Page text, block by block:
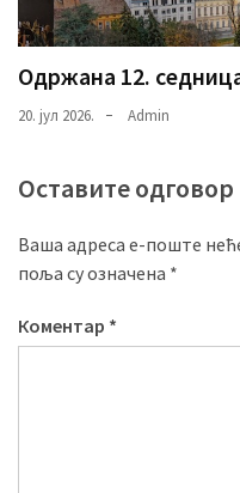
Одржана 12.
20. јул 2026. Admin
Оставите одговор
Ваша адреса е-поште
поља су означена *
Коментар *